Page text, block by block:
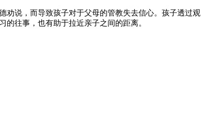
劝说，而导致孩子对于父母的管教失去信心。孩子透过观
往事，也有助于拉近亲子之间的距离。